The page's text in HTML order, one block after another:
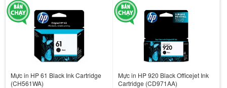
Mực in HP 61 Black Ink Cartridge
(CH561WA)
Mực in HP 920 Black Officejet Ink
Cartridge (CD971AA)